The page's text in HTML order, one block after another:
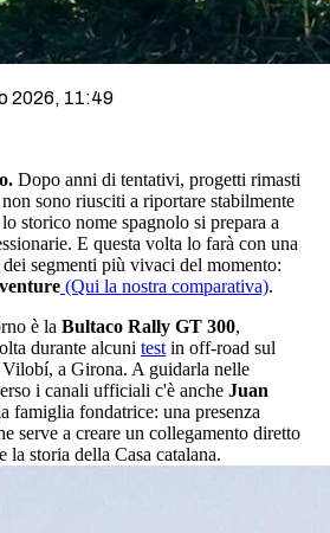
2026, 11:49
Dopo anni di tentativi, progetti rimasti
sono riusciti a riportare stabilmente
storico nome spagnolo si prepara a
E questa volta lo farà con una
segmenti più vivaci del momento:
(Qui la nostra comparativa).
è la Bultaco Rally GT 300,
durante alcuni test in off-road sul
a Girona. A guidarla nelle
i canali ufficiali c'è anche Juan
famiglia fondatrice: una presenza
serve a creare un collegamento diretto
la storia della Casa catalana.